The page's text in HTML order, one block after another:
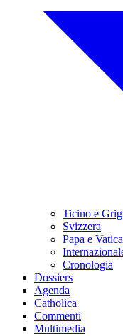
Ticino e
Svizzera
Papa e
Cronologia
Dossiers
Agenda
Catholica
Commenti
Multimedia